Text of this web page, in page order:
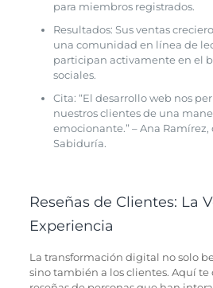
para miembros registrados.
Resultados: Sus ventas
una comunidad en línea de
participan activamente en el
sociales.
Cita: “El desarrollo web nos
nuestros clientes de una
emocionante.” – Ana
Sabiduría.
Reseñas de Clientes: La
Experiencia
La transformación digital no solo
sino también a los clientes. Aquí